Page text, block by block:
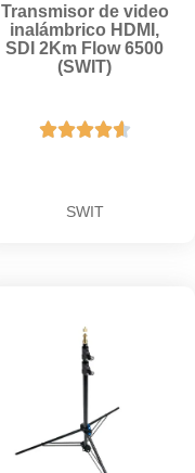
Transmisor de video
inalámbrico HDMI,
SDI 2Km Flow 6500
(SWIT)

SWIT